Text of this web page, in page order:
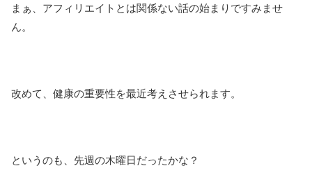
まぁ、アフィリエイトとは関係ない話の始まりですみませ
ん。
改めて、健康の重要性を最近考えさせられます。
というのも、先週の木曜日だったかな？